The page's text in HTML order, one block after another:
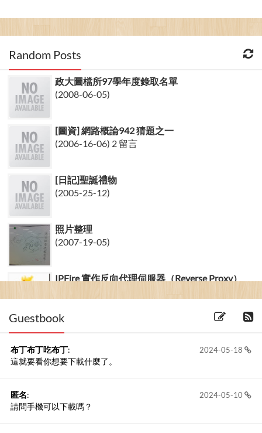
Random Posts
政大圖檔所97學年度錄取名單
(2008-06-05)
[圖資] 網路概論942 猜題之一
(2006-16-06) 2 留言
[日記]聖誕禮物
(2005-25-12)
照片整理
(2007-19-05)
IPFire 實作反向代理伺服器（Reverse Proxy）
Guestbook
2024-05-18
布丁布丁吃布丁:
這就要看你想要下載什麼了。
2024-05-10
匿名:
請問手機可以下載嗎？